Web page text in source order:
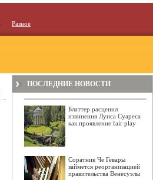
Разное
ПОСЛЕДНИЕ НОВОСТИ
Блаттер расценил
извинения Луиса Суареса
как проявление fair play
Соратник Че Гевары
займется реорганизацией
правительства Венесуэлы